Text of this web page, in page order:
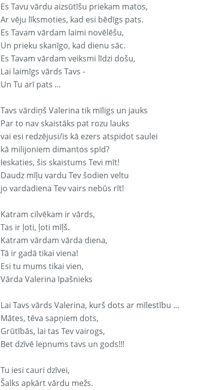
Es Tavu vārdu aizsūtīšu priekam matos,
Ar vēju līksmoties, kad esi bēdīgs pats.
Es Tavam vārdam laimi novēlēšu,
Un prieku skanīgo, kad dienu sāc.
Es Tavam vārdam veiksmi līdzi došu,
Lai laimīgs vārds Tavs -
Un Tu arī pats ...
Tavs vārdiņš Valerina tik mīligs un jauks
Par to nav skaistāks pat rozu lauks
vai esi redzējusi/is kā ezers atspidot saulei
kā milijoniem dimantos spīd?
Ieskaties, šis skaistums Tevi mīt!
Daudz mīļu vardu Tev šodien veltu
jo vardadiena Tev vairs nebūs rīt!
Katram cilvēkam ir vārds,
Tas ir ļoti, ļoti mīļš.
Katram vārdam vārda diena,
Tā ir gadā tikai viena!
Esi tu mums tikai vien,
Vārda Valerina īpašnieks
Lai Tavs vārds Valerina, kurš dots ar mīlestību ...
Mātes, tēva sapņiem dots,
Grūtībās, lai tas Tev vairogs,
Bet dzīvē lepnums tavs un gods!!!
Tu iesi cauri dzīvei,
Šalks apkārt vārdu mežs.